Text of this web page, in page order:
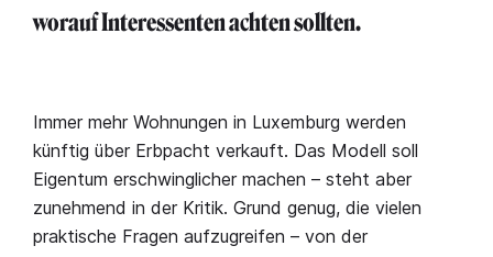
worauf Interessenten achten sollten.
Immer mehr Wohnungen in Luxemburg werden
künftig über Erbpacht verkauft. Das Modell soll
Eigentum erschwinglicher machen – steht aber
zunehmend in der Kritik. Grund genug, die vielen
praktische Fragen aufzugreifen – von der